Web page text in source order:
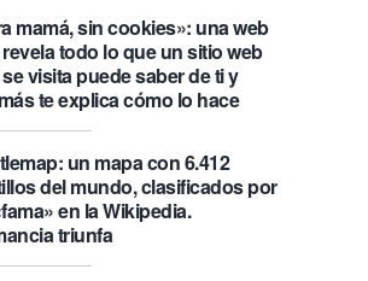
mamá, sin cookies»: una web
todo lo que un sitio web
visita puede saber de ti y
te explica cómo lo hace
un mapa con 6.412
del mundo, clasificados por
en la Wikipedia.
triunfa